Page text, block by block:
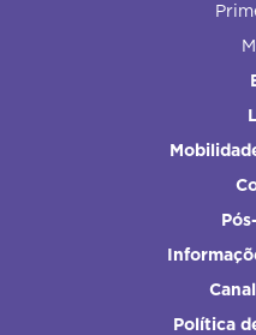
Política